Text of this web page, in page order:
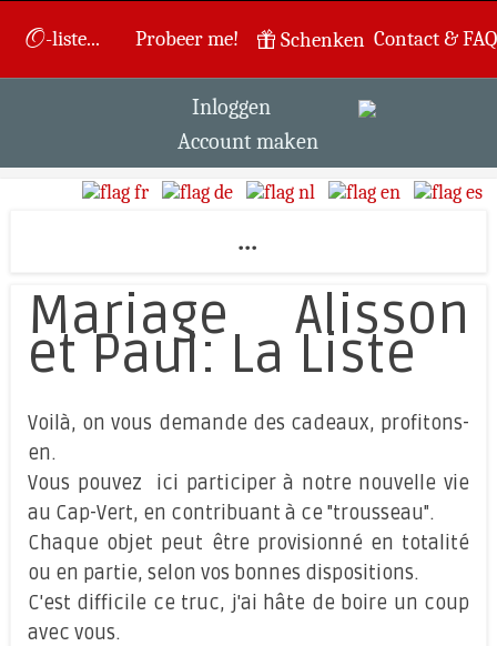
O-liste... Probeer me! Schenken Contact & FAQ
Inloggen
Account maken
...
Mariage Alisson
et Paul: La Liste
Voilà, on vous demande des cadeaux, profitons-
en.
Vous pouvez ici participer à notre nouvelle vie
au Cap-Vert, en contribuant à ce "trousseau".
Chaque objet peut être provisionné en totalité
ou en partie, selon vos bonnes dispositions.
C'est difficile ce truc, j'ai hâte de boire un coup
avec vous.